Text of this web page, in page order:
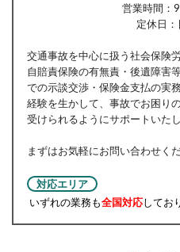
営業時間：
定休日：
交通事故を中心に扱う社会保険
自賠責保険の有無責・後遺障害
での示談交渉・保険金支払の実
経験を生かして、事故でお困り
受けられるようにサポートいたし
まずはお気軽にお問い合わせく
対応エリア
いずれの業務も全国対応してお